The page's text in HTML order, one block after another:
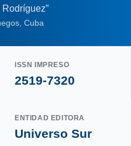
Cuba
ISSN IMPRESO
2519-7320
ENTIDAD EDITORA
Universo Sur